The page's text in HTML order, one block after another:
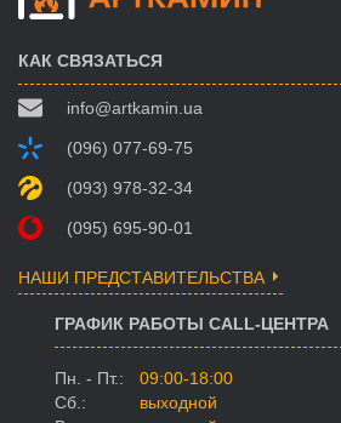
КАК СВЯЗАТЬСЯ
info@artkamin.ua
(096) 077-69-75
(093) 978-32-34
(095) 695-90-01
НАШИ ПРЕДСТАВИТЕЛЬСТВА
ГРАФИК РАБОТЫ CALL-ЦЕНТРА
Пн. - Пт.:
09:00-18:00
Сб.:
выходной